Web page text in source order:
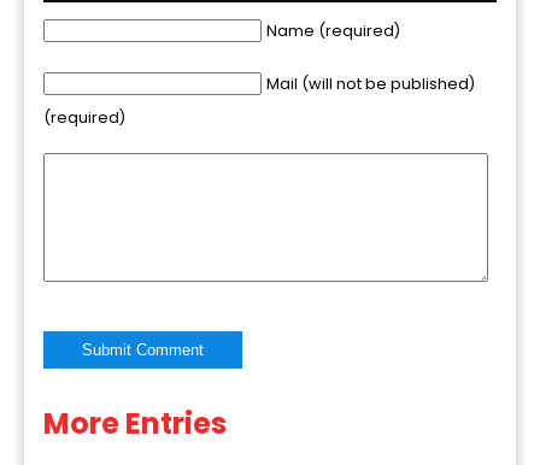
Name (required)
Mail (will not be published)
(required)
Alternative:
More Entries